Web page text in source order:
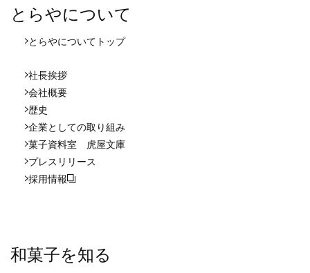
とらやについて
とらやについて トップ
社長挨拶
会社概要
歴史
企業としての取り組み
菓子資料室 虎屋文庫
プレスリリース
採用情報
和菓子を知る